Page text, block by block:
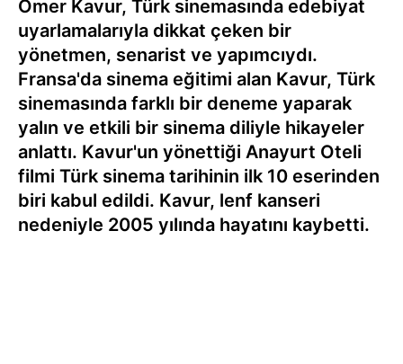
Ömer Kavur, Türk sinemasında edebiyat
uyarlamalarıyla dikkat çeken bir
yönetmen, senarist ve yapımcıydı.
Fransa'da sinema eğitimi alan Kavur, Türk
sinemasında farklı bir deneme yaparak
yalın ve etkili bir sinema diliyle hikayeler
anlattı. Kavur'un yönettiği Anayurt Oteli
filmi Türk sinema tarihinin ilk 10 eserinden
biri kabul edildi. Kavur, lenf kanseri
nedeniyle 2005 yılında hayatını kaybetti.